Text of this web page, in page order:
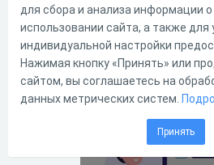
0 1
Colors (3)
для сбора и анализа информации
использовании сайта, а также для
индивидуальной настройки
Нажимая кнопку «Принять» или
сайтом, вы соглашаетесь на
данных метрических систем.
Принять